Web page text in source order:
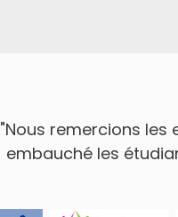
"Nous remercions
embauché les